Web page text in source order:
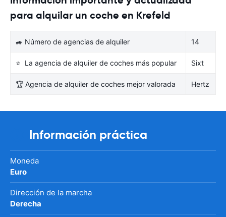
para alquilar un coche en Krefeld
🚙 Número de agencias de alquiler 14
⭐ La agencia de alquiler de coches más popular Sixt
🏆 Agencia de alquiler de coches mejor valorada Hertz
Información práctica
Moneda
Euro
Dirección de la marcha
Derecha